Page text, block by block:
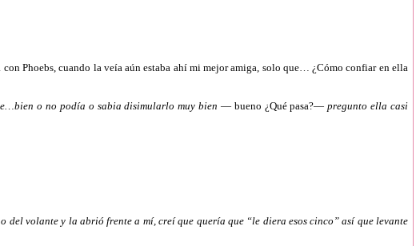
Phoebs, cuando la veía aún estaba ahí mi mejor amiga, solo que… ¿Cómo confiar en ella
o no podía o sabia disimularlo muy bien — bueno ¿Qué pasa?—pregunto ella casi
del volante y la abrió frente a mí, creí que quería que “le diera esos cinco” así que levante